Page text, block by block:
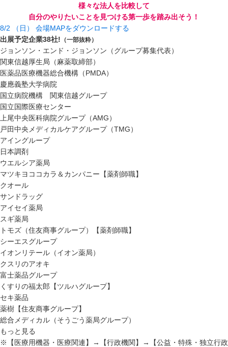
様々な法人を比較して
自分のやりたいことを見つける第一歩を踏み出そう！
8/2
（日）
会場MAPをダウンロードする
出展予定企業38社! （一部抜粋）
ジョンソン・エンド・ジョンソン（グループ募集代表）
関東信越厚生局（麻薬取締部）
医薬品医療機器総合機構（PMDA）
慶應義塾大学病院
国立病院機構 関東信越グループ
国立国際医療センター
上尾中央医科病院グループ（AMG）
戸田中央メディカルケアグループ（TMG）
アイングループ
日本調剤
ウエルシア薬局
マツキヨココカラ＆カンパニー【薬剤師職】
クオール
サンドラッグ
アイセイ薬局
スギ薬局
トモズ（住友商事グループ）【薬剤師職】
シーエスグループ
イオンリテール（イオン薬局）
クスリのアオキ
富士薬品グループ
くすりの福太郎【ツルハグループ】
セキ薬品
薬樹【住友商事グループ】
総合メディカル（そうごう薬局グループ）
もっと見る
※【医療用機器・医療関連】→【行政機関】→【公益・特殊・独立行政